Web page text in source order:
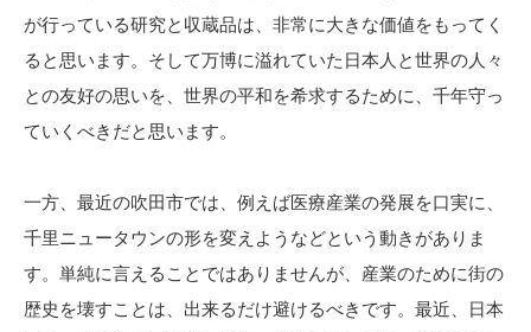
が行っている研究と収蔵品は、非常に大きな価値をもってく
ると思います。そして万博に溢れていた日本人と世界の人々
との友好の思いを、世界の平和を希求するために、千年守っ
ていくべきだと思います。
一方、最近の吹田市では、例えば医療産業の発展を口実に、
千里ニュータウンの形を変えようなどという動きがありま
す。単純に言えることではありませんが、産業のために街の
歴史を壊すことは、出来るだけ避けるべきです。最近、日本